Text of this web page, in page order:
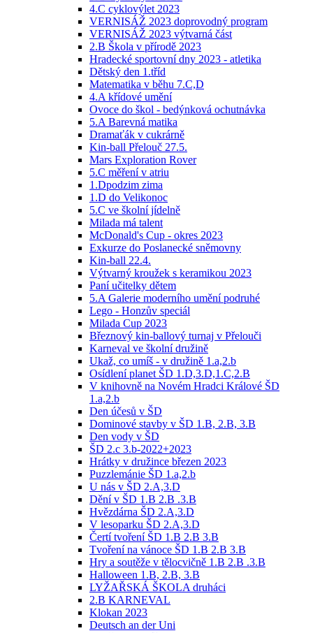
4.C cyklovýlet 2023
VERNISÁŽ 2023 doprovodný program
VERNISÁŽ 2023 výtvarná část
2.B Škola v přírodě 2023
Hradecké sportovní dny 2023 - atletika
Dětský den 1.tříd
Matematika v běhu 7.C,D
4.A křídové umění
Ovoce do škol - bedýnková ochutnávka
5.A Barevná matika
Dramaťák v cukrárně
Kin-ball Přelouč 27.5.
Mars Exploration Rover
5.C měření v atriu
1.Dpodzim zima
1.D do Velikonoc
5.C ve školní jídelně
Milada má talent
McDonald's Cup - okres 2023
Exkurze do Poslanecké sněmovny
Kin-ball 22.4.
Výtvarný kroužek s keramikou 2023
Paní učitelky dětem
5.A Galerie moderního umění podruhé
Lego - Honzův speciál
Milada Cup 2023
Březnový kin-ballový turnaj v Přelouči
Karneval ve školní družině
Ukaž, co umíš - v družině 1.a,2.b
Osídlení planet ŠD 1.D,3.D,1.C,2.B
V knihovně na Novém Hradci Králové ŠD
1.a,2.b
Den účesů v ŠD
Dominové stavby v ŠD 1.B, 2.B, 3.B
Den vody v ŠD
ŠD 2.c 3.b-2022+2023
Hrátky v družince březen 2023
Puzzlemánie ŠD 1.a,2.b
U nás v ŠD 2.A,3.D
Dění v ŠD 1.B 2.B .3.B
Hvězdárna ŠD 2.A,3.D
V lesoparku ŠD 2.A,3.D
Čertí tvoření ŠD 1.B 2.B 3.B
Tvoření na vánoce ŠD 1.B 2.B 3.B
Hry a soutěže v tělocvičně 1.B 2.B .3.B
Halloween 1.B, 2.B, 3.B
LYŽAŘSKÁ ŠKOLA druháci
2.B KARNEVAL
Klokan 2023
Deutsch an der Uni